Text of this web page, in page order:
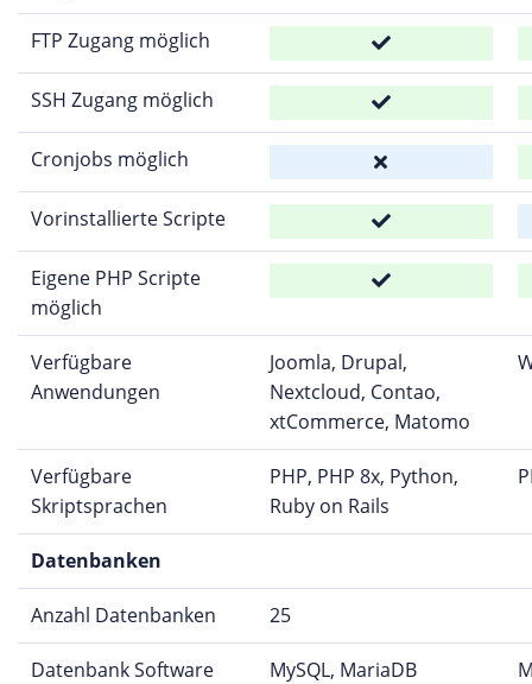
FTP Zugang möglich
SSH Zugang möglich
Cronjobs möglich
Vorinstallierte Scripte
Eigene PHP Scripte
möglich
Verfügbare
Anwendungen
Joomla, Drupal,
Nextcloud, Contao,
xtCommerce, Matomo
Verfügbare
Skriptsprachen
PHP, PHP 8x, Python,
Ruby on Rails
Datenbanken
Anzahl Datenbanken 25
Datenbank Software MySQL, MariaDB